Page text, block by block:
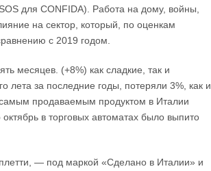
для CONFIDA). Работа на дому, войны,
на сектор, который, по оценкам
с 2019 годом.
месяцев. (+8%) как сладкие, так и
лета за последние годы, потеряли 3%, как и
продаваемым продуктом в Италии
в торговых автоматах было выпито
— под маркой «Сделано в Италии» и